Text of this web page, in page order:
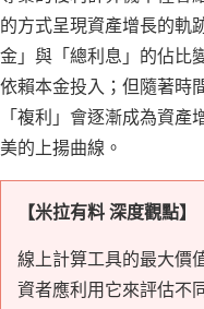
的方式呈現資產增長的軌
金」與「總利息」的佔比
依賴本金投入；但隨著時
「複利」會逐漸成為資
美的上揚曲線。
【米拉有料 深度觀點】
線上計算工具的最大價
資者應利用它來評估不